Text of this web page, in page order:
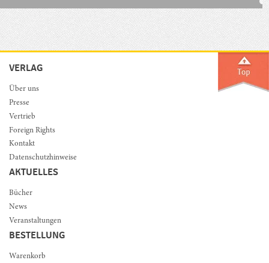
VERLAG
Über uns
Presse
Vertrieb
Foreign Rights
Kontakt
Datenschutzhinweise
AKTUELLES
Bücher
News
Veranstaltungen
BESTELLUNG
Warenkorb